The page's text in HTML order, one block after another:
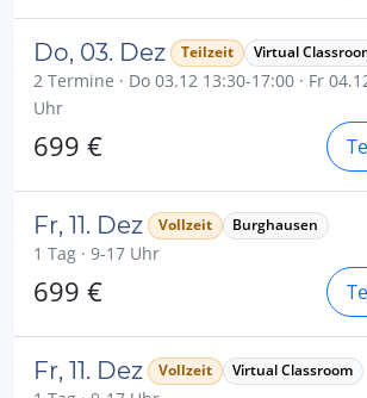
Do, 03. Dez Teilzeit Virtual
2 Termine · Do 03.12 13:30-17:00 · Fr
Uhr
699 €
Fr, 11. Dez Vollzeit Burghausen
1 Tag · 9-17 Uhr
699 €
Fr, 11. Dez Vollzeit Virtual Classroom